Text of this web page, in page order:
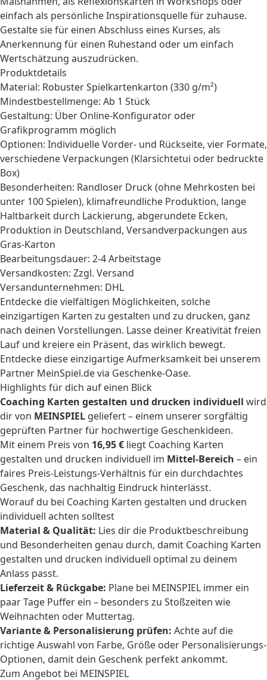
einfach als persönliche Inspirationsquelle für zuhause.
Gestalte sie für einen Abschluss eines Kurses, als
Anerkennung für einen Ruhestand oder um einfach
Wertschätzung auszudrücken.
Produktdetails
Material: Robuster Spielkartenkarton (330 g/m²)
Mindestbestellmenge: Ab 1 Stück
Gestaltung: Über Online-Konfigurator oder
Grafikprogramm möglich
Optionen: Individuelle Vorder- und Rückseite, vier Formate,
verschiedene Verpackungen (Klarsichtetui oder bedruckte
Box)
Besonderheiten: Randloser Druck (ohne Mehrkosten bei
unter 100 Spielen), klimafreundliche Produktion, lange
Haltbarkeit durch Lackierung, abgerundete Ecken,
Produktion in Deutschland, Versandverpackungen aus
Gras-Karton
Bearbeitungsdauer: 2-4 Arbeitstage
Versandkosten: Zzgl. Versand
Versandunternehmen: DHL
Entdecke die vielfältigen Möglichkeiten, solche
einzigartigen Karten zu gestalten und zu drucken, ganz
nach deinen Vorstellungen. Lasse deiner Kreativität freien
Lauf und kreiere ein Präsent, das wirklich bewegt.
Entdecke diese einzigartige Aufmerksamkeit bei unserem
Partner MeinSpiel.de via Geschenke-Oase.
Highlights für dich auf einen Blick
Coaching Karten gestalten und drucken individuell wird
dir von MEINSPIEL geliefert – einem unserer sorgfältig
geprüften Partner für hochwertige Geschenkideen.
Mit einem Preis von 16,95 € liegt Coaching Karten
gestalten und drucken individuell im Mittel-Bereich – ein
faires Preis-Leistungs-Verhältnis für ein durchdachtes
Geschenk, das nachhaltig Eindruck hinterlässt.
Worauf du bei Coaching Karten gestalten und drucken
individuell achten solltest
Material & Qualität: Lies dir die Produktbeschreibung
und Besonderheiten genau durch, damit Coaching Karten
gestalten und drucken individuell optimal zu deinem
Anlass passt.
Lieferzeit & Rückgabe: Plane bei MEINSPIEL immer ein
paar Tage Puffer ein – besonders zu Stoßzeiten wie
Weihnachten oder Muttertag.
Variante & Personalisierung prüfen: Achte auf die
richtige Auswahl von Farbe, Größe oder Personalisierungs-
Optionen, damit dein Geschenk perfekt ankommt.
Zum Angebot bei MEINSPIEL